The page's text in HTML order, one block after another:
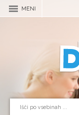
MENI